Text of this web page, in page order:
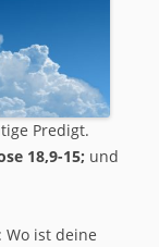
Predigt.
18,9-15; und
Wo ist deine